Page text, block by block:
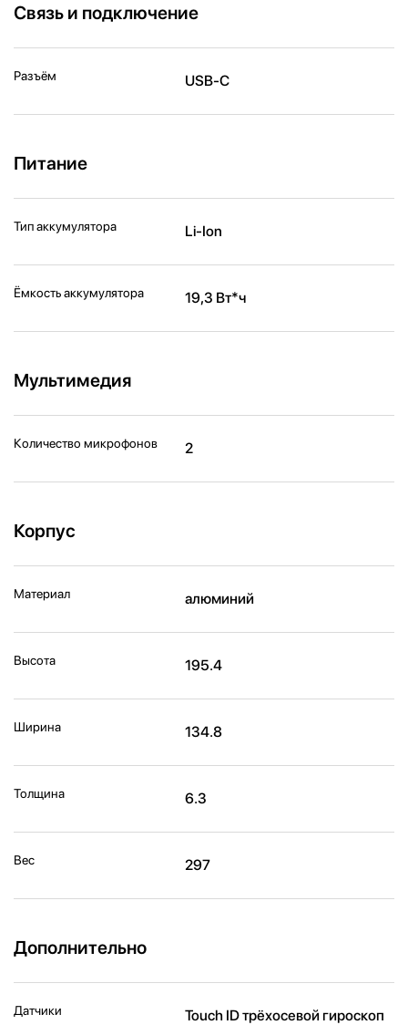
Связь и подключение
Разъём USB‑C
Питание
Тип аккумулятора Li-Ion
Ёмкость аккумулятора 19,3 Вт*ч
Мультимедия
Количество микрофонов 2
Корпус
Материал алюминий
Высота 195.4
Ширина 134.8
Толщина 6.3
Вес 297
Дополнительно
Датчики
Touch ID трёхосевой гироскоп